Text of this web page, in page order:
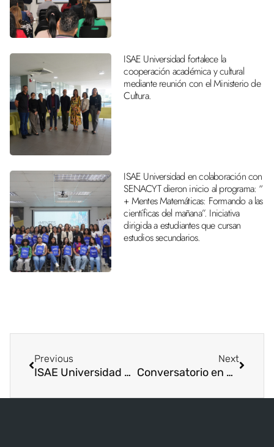
ISAE Universidad fortalece la
cooperación académica y cultural
mediante reunión con el Ministerio de
Cultura.
ISAE Universidad en colaboración con
SENACYT dieron inicio al programa: “
+ Mentes Matemáticas: Formando a las
científicas del mañana”. Iniciativa
dirigida a estudiantes que cursan
estudios secundarios.
Previous
ISAE Universidad en IV Encuentro de la Red Panameña de Universidades Promotoras de Salud REPAUPS
Next
Conversatorio en Sede de Metetí : “Impulsando la Participación Cívica Electoral con ISAE Universidad”